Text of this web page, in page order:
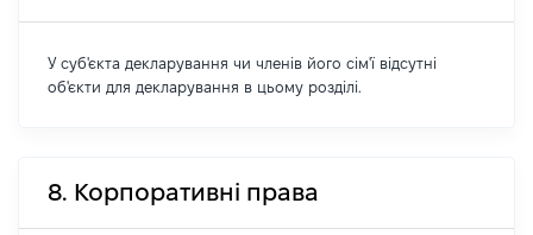
У суб'єкта декларування чи членів його сім'ї відсутні
об'єкти для декларування в цьому розділі.
8. Корпоративні права